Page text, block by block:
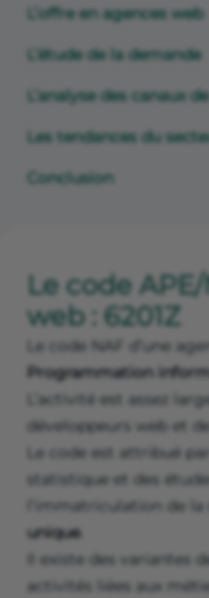
L’offre en agences web
L’étude de la demande
L’analyse des canaux
Les tendances du
Conclusion
Le code
web : 6201Z
Le code NAF d’une
Programmation
L’activité est assez
développeurs web et
Le code est attribué par
statistique et des
l’immatriculation de
unique.
Il existe des variantes
activités liées aux